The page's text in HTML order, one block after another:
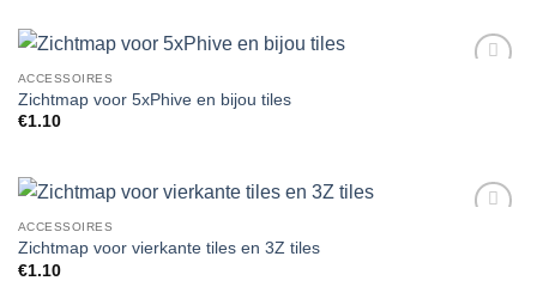
ACCESSOIRES
Zichtmap voor 5xPhive en bijou tiles
€1.10
ACCESSOIRES
Zichtmap voor vierkante tiles en 3Z tiles
€1.10